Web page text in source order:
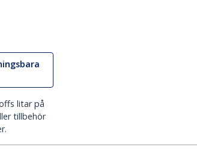
litar på
tillbehör